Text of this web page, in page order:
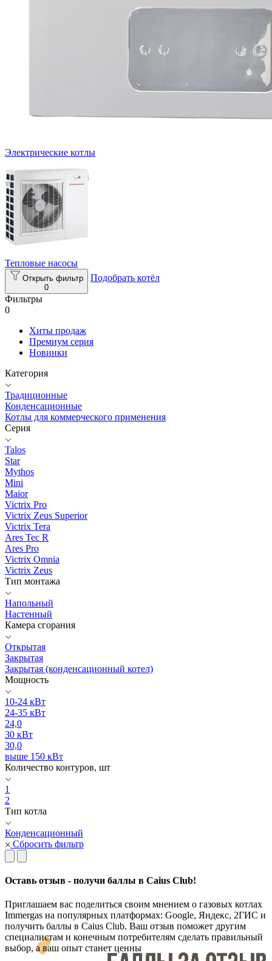
Электрические котлы
Тепловые насосы
Открыть фильтр
0
Подобрать котёл
Фильтры
0
Хиты продаж
Премиум серия
Новинки
Категория
Традиционные
Конденсационные
Котлы для коммерческого применения
Серия
Talos
Star
Mythos
Mini
Maior
Victrix Pro
Victrix Zeus Superior
Victrix Tera
Ares Tec R
Ares Pro
Victrix Omnia
Victrix Zeus
Тип монтажа
Напольный
Настенный
Камера сгорания
Открытая
Закрытая
Закрытая (конденсационный котел)
Мощность
10-24 кВт
24-35 кВт
24,0
30 кВт
30,0
выше 150 кВт
Количество контуров, шт
1
2
Тип котла
Конденсационный
Сбросить фильтр
Оставь отзыв - получи баллы в Caius Club!
Приглашаем вас поделиться своим мнением о газовых котлах
Immergas на популярных платформах: Google, Яндекс, 2ГИС и
получить баллы в Caius Club. Ваш отзыв поможет другим
специалистам и конечным потребителям сделать правильный
выбор, а ваш опыт станет ценны